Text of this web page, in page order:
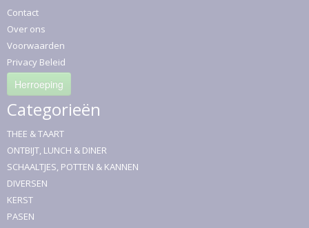
Contact
Over ons
Voorwaarden
Privacy Beleid
Herroeping
Categorieën
THEE & TAART
ONTBIJT, LUNCH & DINER
SCHAALTJES, POTTEN & KANNEN
DIVERSEN
KERST
PASEN